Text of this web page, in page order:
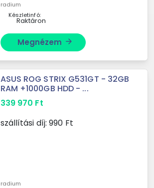
radium
Készletinfó:
Raktáron
Megnézem arrow_forward
ASUS ROG STRIX G531GT - 32GB
RAM +1000GB HDD - ...
339 970 Ft
szállítási díj: 990 Ft
radium